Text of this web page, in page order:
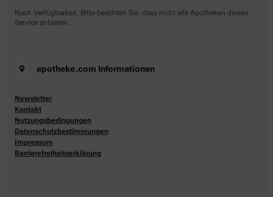
Nach Verfügbarkeit. Bitte beachten Sie, dass nicht alle Apotheken diesen
Service anbieten.
apotheke.com Informationen
Newsletter
Kontakt
Nutzungsbedingungen
Datenschutzbestimmungen
Impressum
Barrierefreiheitserklärung